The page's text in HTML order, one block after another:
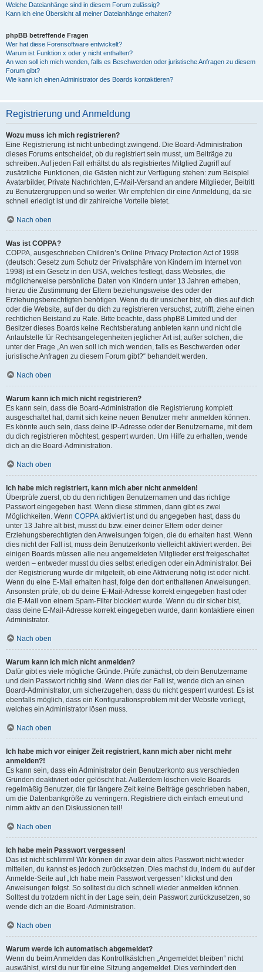
Welche Dateianhänge sind in diesem Forum zulässig?
Kann ich eine Übersicht all meiner Dateianhänge erhalten?
phpBB betreffende Fragen
Wer hat diese Forensoftware entwickelt?
Warum ist Funktion x oder y nicht enthalten?
An wen soll ich mich wenden, falls es Beschwerden oder juristische Anfragen zu diesem
Forum gibt?
Wie kann ich einen Administrator des Boards kontaktieren?
Registrierung und Anmeldung
Wozu muss ich mich registrieren?
Eine Registrierung ist nicht unbedingt zwingend. Die Board-Administration
dieses Forums entscheidet, ob du registriert sein musst, um Beiträge zu
schreiben. Auf jeden Fall erhältst du als registriertes Mitglied Zugriff auf
zusätzliche Funktionen, die Gästen nicht zur Verfügung stehen: zum Beispiel
Avatarbilder, Private Nachrichten, E-Mail-Versand an andere Mitglieder, Beitritt
zu Benutzergruppen und so weiter. Wir empfehlen dir eine Anmeldung, da sie
schnell erledigt ist und dir zahlreiche Vorteile bietet.
Nach oben
Was ist COPPA?
COPPA, ausgeschrieben Children’s Online Privacy Protection Act of 1998
(deutsch: Gesetz zum Schutz der Privatsphäre von Kindern im Internet von
1998) ist ein Gesetz in den USA, welches festlegt, dass Websites, die
möglicherweise persönliche Daten von Kindern unter 13 Jahren erheben,
hierzu die Zustimmung der Eltern beziehungsweise des oder der
Erziehungsberechtigten benötigen. Wenn du dir unsicher bist, ob dies auf dich
oder die Website, auf der du dich zu registrieren versuchst, zutrifft, ziehe einen
rechtlichen Beistand zu Rate. Bitte beachte, dass phpBB Limited und der
Besitzer dieses Boards keine Rechtsberatung anbieten kann und nicht die
Anlaufstelle für Rechtsangelegenheiten jeglicher Art ist; außer solchen, die
unter der Frage „An wen soll ich mich wenden, falls es Beschwerden oder
juristische Anfragen zu diesem Forum gibt?“ behandelt werden.
Nach oben
Warum kann ich mich nicht registrieren?
Es kann sein, dass die Board-Administration die Registrierung komplett
ausgeschaltet hat, damit sich keine neuen Benutzer mehr anmelden können.
Es könnte auch sein, dass deine IP-Adresse oder der Benutzername, mit dem
du dich registrieren möchtest, gesperrt wurden. Um Hilfe zu erhalten, wende
dich an die Board-Administration.
Nach oben
Ich habe mich registriert, kann mich aber nicht anmelden!
Überprüfe zuerst, ob du den richtigen Benutzernamen und das richtige
Passwort eingegeben hast. Wenn diese stimmen, dann gibt es zwei
Möglichkeiten. Wenn COPPA aktiviert ist und du angegeben hast, dass du
unter 13 Jahre alt bist, musst du bzw. einer deiner Eltern oder deiner
Erziehungsberechtigten den Anweisungen folgen, die du erhalten hast. Wenn
dies nicht der Fall ist, muss dein Benutzerkonto vielleicht aktiviert werden. Bei
einigen Boards müssen alle neu angemeldeten Mitglieder erst freigeschaltet
werden – entweder musst du dies selbst erledigen oder ein Administrator. Bei
der Registrierung wurde dir mitgeteilt, ob eine Aktivierung nötig ist oder nicht.
Wenn du eine E-Mail erhalten hast, folge den dort enthaltenen Anweisungen.
Ansonsten prüfe, ob du deine E-Mail-Adresse korrekt eingegeben hast oder
die E-Mail von einem Spam-Filter blockiert wurde. Wenn du dir sicher bist,
dass deine E-Mail-Adresse korrekt eingegeben wurde, dann kontaktiere einen
Administrator.
Nach oben
Warum kann ich mich nicht anmelden?
Dafür gibt es viele mögliche Gründe. Prüfe zunächst, ob dein Benutzername
und dein Passwort richtig sind. Wenn dies der Fall ist, wende dich an einen
Board-Administrator, um sicherzugehen, dass du nicht gesperrt wurdest. Es ist
ebenfalls möglich, dass ein Konfigurationsproblem mit der Website vorliegt,
welches ein Administrator lösen muss.
Nach oben
Ich habe mich vor einiger Zeit registriert, kann mich aber nicht mehr
anmelden?!
Es kann sein, dass ein Administrator dein Benutzerkonto aus verschieden
Gründen deaktiviert oder gelöscht hat. Außerdem löschen viele Boards
regelmäßig Benutzer, die für längere Zeit keine Beiträge geschrieben haben,
um die Datenbankgröße zu verringern. Registriere dich einfach erneut und
nimm aktiv an den Diskussionen teil!
Nach oben
Ich habe mein Passwort vergessen!
Das ist nicht schlimm! Wir können dir zwar dein altes Passwort nicht wieder
mitteilen, du kannst es jedoch zurücksetzen. Dies machst du, indem du auf der
Anmelde-Seite auf „Ich habe mein Passwort vergessen“ klickst und den
Anweisungen folgst. So solltest du dich schnell wieder anmelden können.
Solltest du trotzdem nicht in der Lage sein, dein Passwort zurückzusetzen, so
wende dich an die Board-Administration.
Nach oben
Warum werde ich automatisch abgemeldet?
Wenn du beim Anmelden das Kontrollkästchen „Angemeldet bleiben“ nicht
auswählst, wirst du nur für eine Sitzung angemeldet. Dies verhindert den